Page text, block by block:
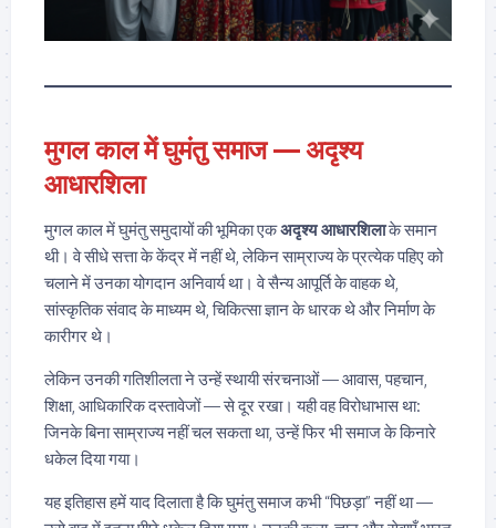
मुगल काल में घुमंतु समाज — अदृश्य
आधारशिला
मुगल काल में घुमंतु समुदायों की भूमिका एकअदृश्य आधारशिलाके समान
थी। वे सीधे सत्ता के केंद्र में नहीं थे, लेकिन साम्राज्य के प्रत्येक पहिए को
चलाने में उनका योगदान अनिवार्य था। वे सैन्य आपूर्ति के वाहक थे,
सांस्कृतिक संवाद के माध्यम थे, चिकित्सा ज्ञान के धारक थे और निर्माण के
कारीगर थे।
लेकिन उनकी गतिशीलता ने उन्हें स्थायी संरचनाओं — आवास, पहचान,
शिक्षा, आधिकारिक दस्तावेजों — से दूर रखा। यही वह विरोधाभास था:
जिनके बिना साम्राज्य नहीं चल सकता था, उन्हें फिर भी समाज के किनारे
धकेल दिया गया।
यह इतिहास हमें याद दिलाता है कि घुमंतु समाज कभी “पिछड़ा” नहीं था —